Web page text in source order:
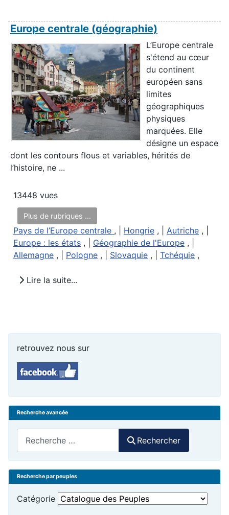
Europe centrale (géographie)
L’Europe centrale
s'étend au cœur
du continent
européen sans
limites
géographiques
physiques
marquées. Elle
désigne un espace
dont les contours flous et variables, hérités de
l’histoire, ne ...
13448 vues
Plus de rubriques ...
Pays de l’Europe centrale , | Hongrie , | Autriche , |
Europe : les états , | Géographie de l'Europe , |
Allemagne , | Pologne , | Slovaquie , | Tchéquie ,
Lire la suite...
retrouvez nous sur
Recherche avancée
Rechercher
Recherche par peuples
Catégorie